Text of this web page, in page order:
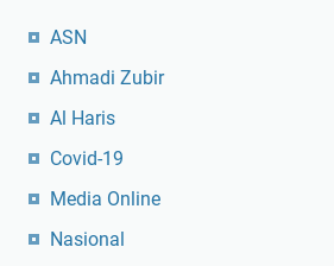
ASN
Ahmadi Zubir
Al Haris
Covid-19
Media Online
Nasional